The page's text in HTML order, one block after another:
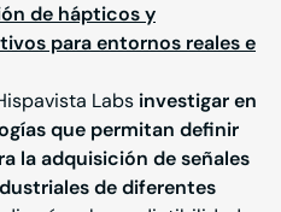
de hápticos y
para entornos reales e
Labs investigar en
que permitan definir
la adquisición de señales
de diferentes